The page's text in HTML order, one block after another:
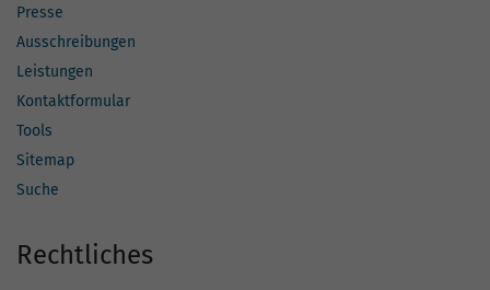
Presse
Ausschreibungen
Leistungen
Kontaktformular
Tools
Sitemap
Suche
Rechtliches